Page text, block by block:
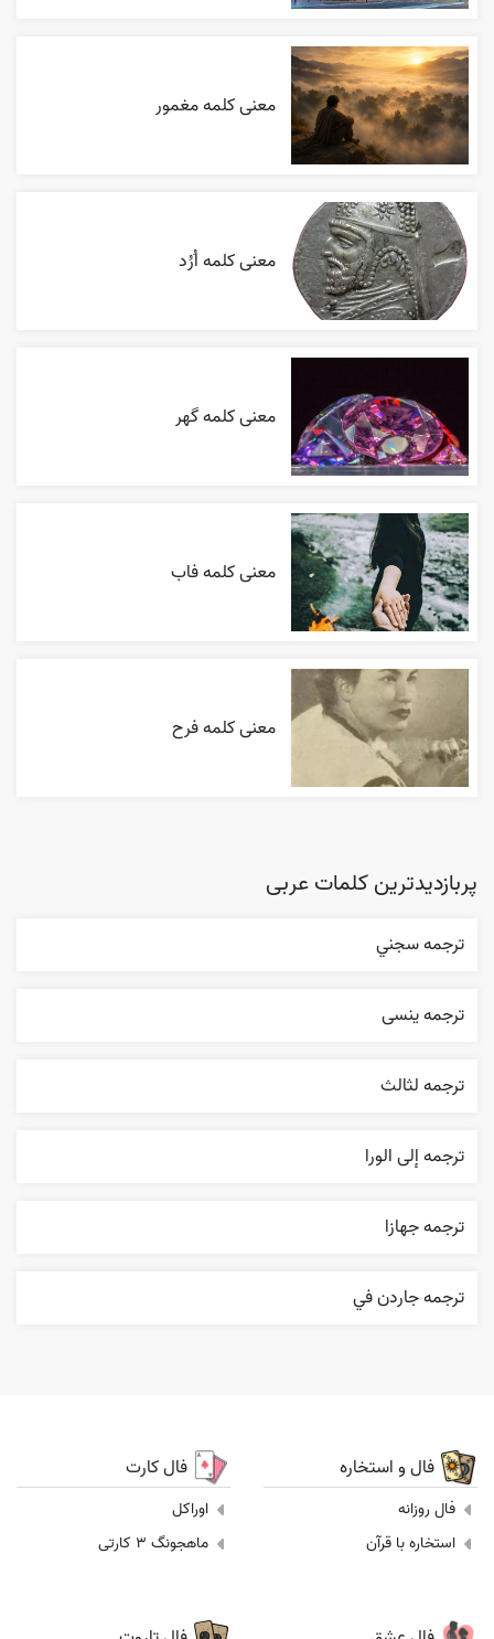
معنی کلمه مغمور
معنی کلمه اُرُد
معنی کلمه گهر
معنی کلمه فاب
معنی کلمه فرح
پربازدیدترین کلمات عربی
ترجمه سجني
ترجمه ینسی
ترجمه لثالث
ترجمه إلی الورا
ترجمه جهازا
ترجمه جاردن في
فال و استخاره
فال روزانه
استخاره با قرآن
فال کارت
اوراکل
ماهجونگ 3 کارتی